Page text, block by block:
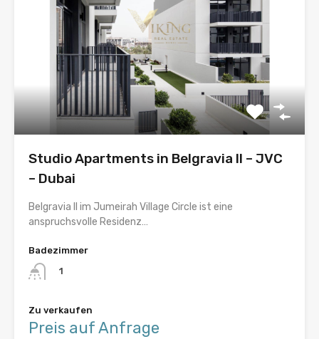
Studio Apartments in Belgravia II – JVC
– Dubai
Belgravia II im Jumeirah Village Circle ist eine
anspruchsvolle Residenz…
Badezimmer
1
Zu verkaufen
Preis auf Anfrage